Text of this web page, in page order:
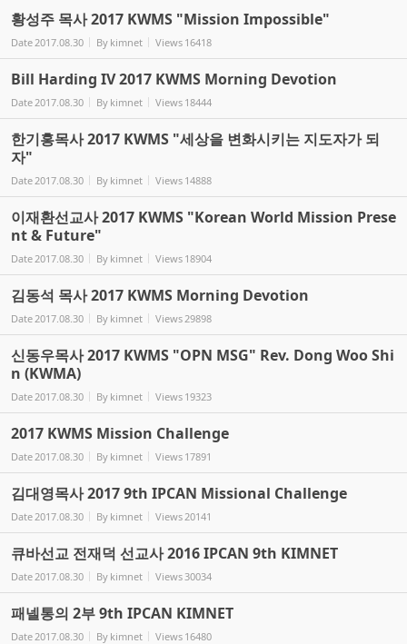
황성주 목사 2017 KWMS "Mission Impossible"
Date2017.08.30 By kimnet Views 16418
Bill Harding IV 2017 KWMS Morning Devotion
Date2017.08.30 By kimnet Views 18444
한기홍목사 2017 KWMS "세상을 변화시키는 지도자가 되
자"
Date2017.08.30 By kimnet Views 14888
이재환선교사 2017 KWMS "Korean World Mission Prese
nt & Future"
Date2017.08.30 By kimnet Views 18904
김동석 목사 2017 KWMS Morning Devotion
Date2017.08.30 By kimnet Views29898
신동우목사 2017 KWMS "OPN MSG" Rev. Dong Woo Shi
n (KWMA)
Date2017.08.30 By kimnet Views 19323
2017 KWMS Mission Challenge
Date2017.08.30 By kimnet Views 17891
김대영목사 2017 9th IPCAN Missional Challenge
Date2017.08.30 By kimnet Views20141
큐바선교 전재덕 선교사 2016 IPCAN 9th KIMNET
Date2017.08.30 By kimnet Views30034
패넬통의 2부 9th IPCAN KIMNET
Date2017.08.30 By kimnet Views 16480